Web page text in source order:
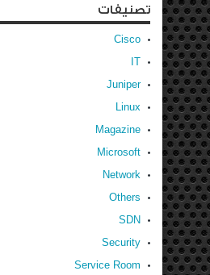
تصنيفات
Cisco
IT
Juniper
Linux
Magazine
Microsoft
Network
Others
SDN
Security
Service Room